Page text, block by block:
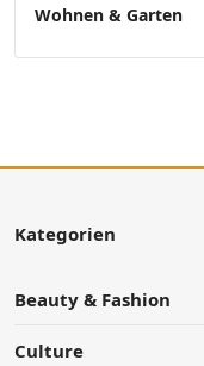
Wohnen & Garten
Kategorien
Beauty & Fashion
Culture